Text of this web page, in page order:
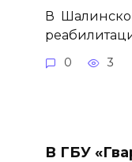
В
0 3
В ГБУ